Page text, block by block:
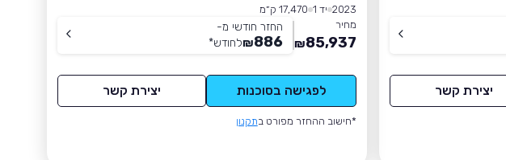
יצירת קשר
2023 יד 1
17,470 ק״מ
מחיר
85,937
₪
החזר חודשי מ-
886
₪לחודש*
לפגישה בסוכנות יצירת קשר
*חישוב ההחזר מפורט בתקנון